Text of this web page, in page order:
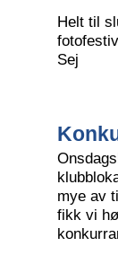
Helt til
Sej
mye av
fikk vi